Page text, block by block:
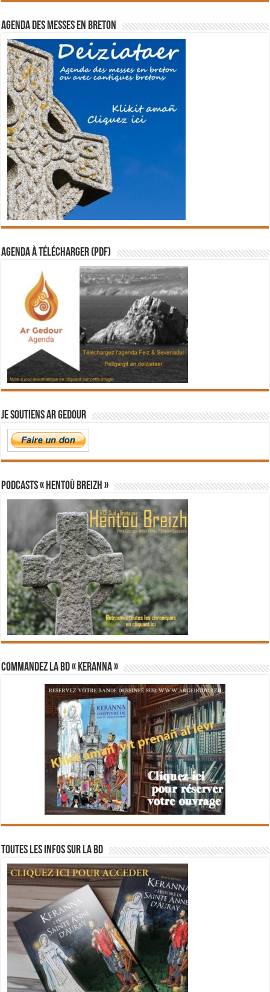
Agenda des messes en breton
Agenda à télécharger (PDF)
Je soutiens Ar Gedour
PODCASTS « Hentoù Breizh »
Commandez la BD « Keranna »
Toutes les infos sur la BD